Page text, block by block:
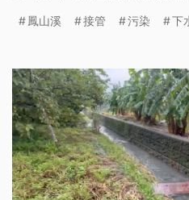
新增7處即時影像監測，一
鳳山溪 接管 污染 下